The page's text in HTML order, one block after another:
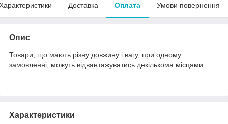
Доставка Оплата Умови повернення
Опис
Товари, що мають різну довжину і вагу, при одному
замовленні, можуть відвантажуватись декількома місцями.
Характеристики